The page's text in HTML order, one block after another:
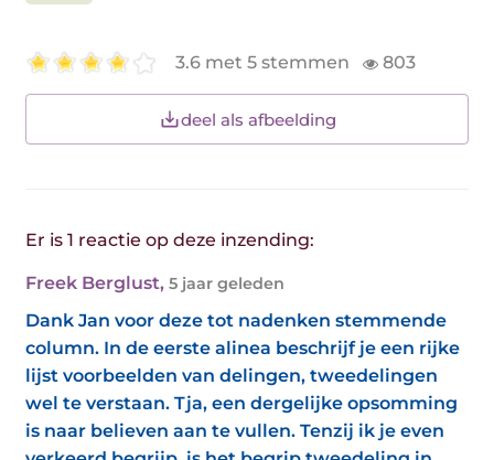
3.6 met 5 stemmen 803
deel als afbeelding
Er is 1 reactie op deze inzending:
Freek Berglust, 5 jaar geleden
Dank Jan voor deze tot nadenken stemmende
column. In de eerste alinea beschrijf je een rijke
lijst voorbeelden van delingen, tweedelingen
wel te verstaan. Tja, een dergelijke opsomming
is naar believen aan te vullen. Tenzij ik je even